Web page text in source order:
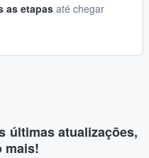
as etapas até chegar
últimas atualizações,
mais!